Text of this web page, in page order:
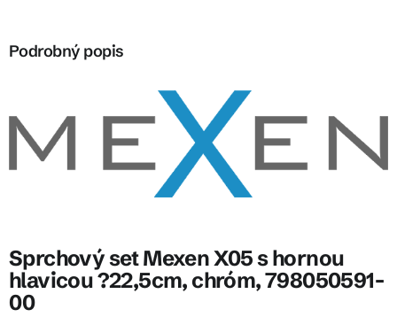
Podrobný popis
Sprchový set Mexen X05 s hornou
hlavicou ?22,5cm, chróm, 798050591-
00